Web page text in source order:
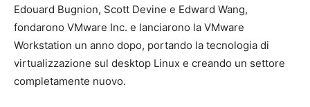
Edouard Bugnion, Scott Devine e Edward Wang,
fondarono VMware Inc. e lanciarono la VMware
Workstation un anno dopo, portando la tecnologia di
virtualizzazione sul desktop Linux e creando un settore
completamente nuovo.